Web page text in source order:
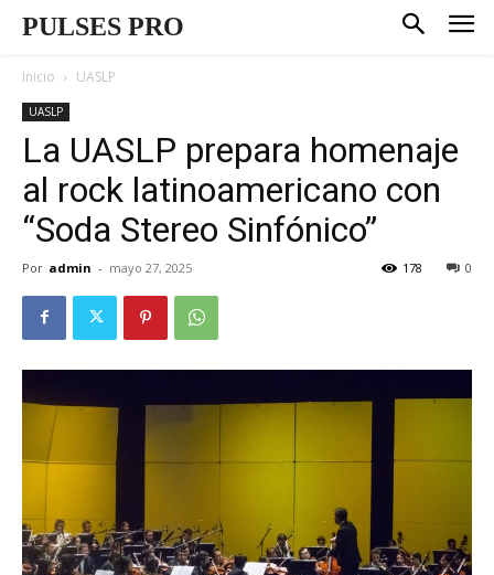
PULSES PRO
Inicio UASLP
UASLP
La UASLP prepara homenaje
al rock latinoamericano con
“Soda Stereo Sinfónico”
Por admin - mayo 27, 2025 0
178